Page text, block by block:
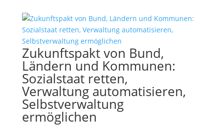
Zukunftspakt von Bund,
Ländern und Kommunen:
Sozialstaat retten,
Verwaltung automatisieren,
Selbstverwaltung
ermöglichen